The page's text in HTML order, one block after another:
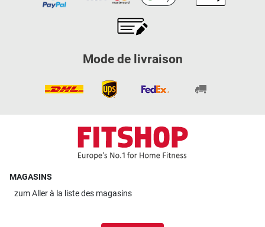
Mode de livraison
MAGASINS
zumAller à la liste des magasins